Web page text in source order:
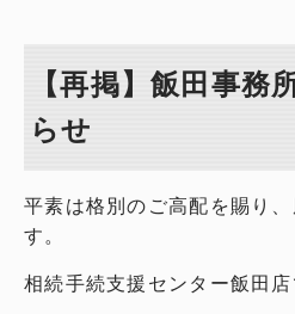
【再掲】飯田事
らせ
平素は格別のご高配を賜り
す。
相続手続支援センター飯田店